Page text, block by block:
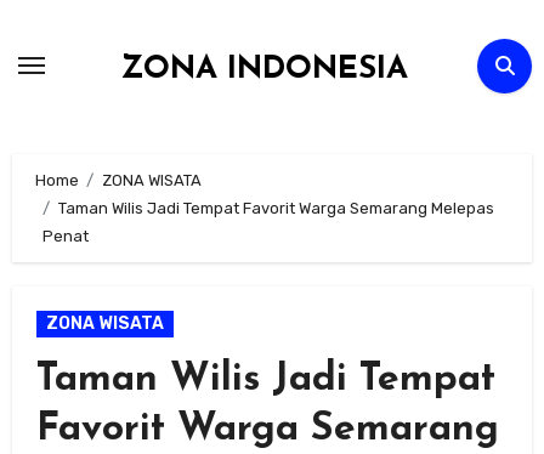
ZONA INDONESIA
Home
ZONA WISATA
Taman Wilis Jadi Tempat Favorit Warga Semarang Melepas
Penat
ZONA WISATA
Taman Wilis Jadi Tempat
Favorit Warga Semarang